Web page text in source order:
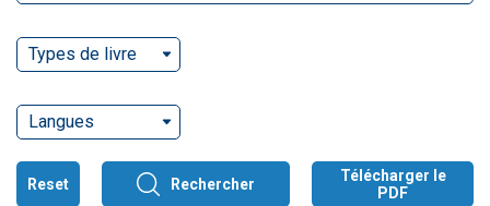
Types de livre
Langues
Reset Rechercher
Télécharger le
PDF